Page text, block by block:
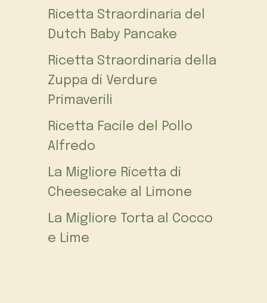
Ricetta Straordinaria del
Dutch Baby Pancake
Ricetta Straordinaria della
Zuppa di Verdure
Primaverili
Ricetta Facile del Pollo
Alfredo
La Migliore Ricetta di
Cheesecake al Limone
La Migliore Torta al Cocco
e Lime